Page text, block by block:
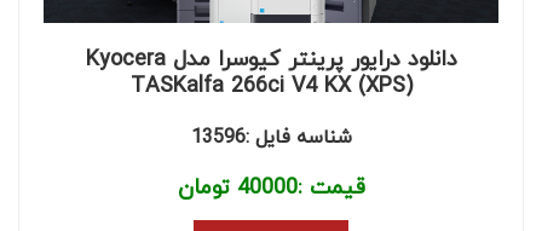
دانلود درایور پرینتر کیوسرا مدل Kyocera
TASKalfa 266ci V4 KX (XPS)
شناسه فایل :13596
قیمت :40000 تومان